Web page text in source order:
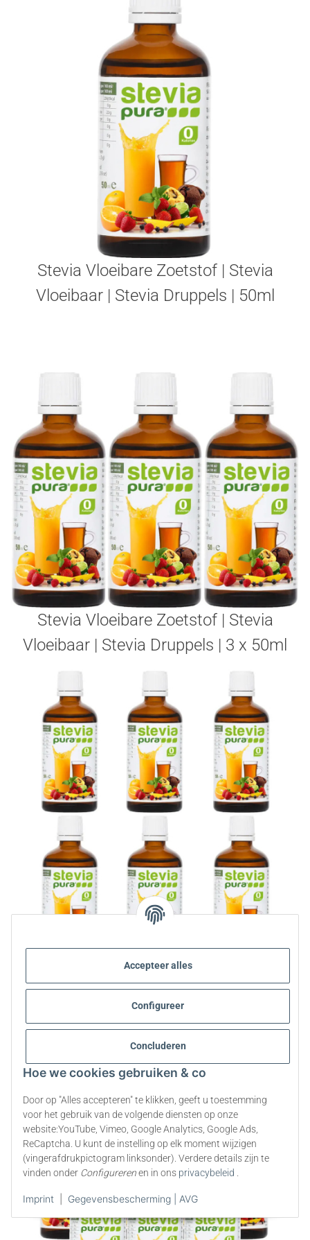
Accepteer alles
Configureer
Concluderen
Hoe we cookies gebruiken & co
Door op "Alles accepteren" te klikken, geeft u toestemming
voor het gebruik van de volgende diensten op onze
website:YouTube, Vimeo, Google Analytics, Google Ads,
ReCaptcha. U kunt de instelling op elk moment wijzigen
(vingerafdrukpictogram linksonder). Verdere details zijn te
vinden onder Configurerenen in ons privacybeleid
Imprint Gegevensbescherming | AVG
Stevia Vloeibare Zoetstof | Stevia
Vloeibaar | Stevia Druppels | 50ml
Stevia Vloeibare Zoetstof | Stevia
Vloeibaar | Stevia Druppels | 3 x 50ml
Stevia Vloeibare Zoetstof | Stevia
Vloeibaar | Stevia Druppels| 6 x 50ml